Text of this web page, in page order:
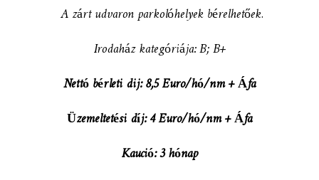
A zárt udvaron parkolóhelyek bérelhetőek.
Irodaház kategóriája: B; B+
Nettó bérleti dij: 8,5 Euro/hó/nm + Áfa
Üzemeltetési díj: 4 Euro/hó/nm + Áfa
Kaució: 3 hónap